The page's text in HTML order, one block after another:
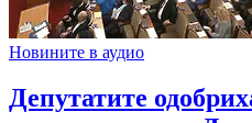
Новините в аудио
Депутатите